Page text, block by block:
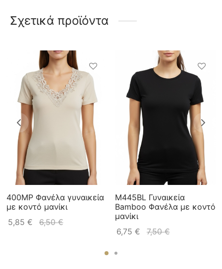
Σχετικά προϊόντα
400MP Φανέλα γυναικεία
με κοντό μανίκι
5,85 € 6,50€
M445BL Γυναικεία
Bamboo Φανέλα με κοντό
μανίκι
6,75 € 7,50€